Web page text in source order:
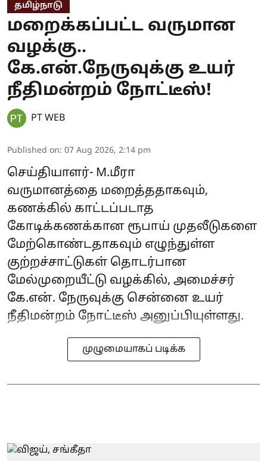
தமிழ்நாடு
மறைக்கப்பட்ட வருமான
வழக்கு..
கே.என்.நேருவுக்கு உயர்
நீதிமன்றம் நோட்டீஸ்!
PT WEB
Published on: 07 Aug 2026, 2:14 pm
செய்தியாளர்- M.மீரா
வருமானத்தை மறைத்ததாகவும்,
கணக்கில் காட்டப்படாத
கோடிக்கணக்கான ரூபாய் முதலீடுகளை
மேற்கொண்டதாகவும் எழுந்துள்ள
குற்றச்சாட்டுகள் தொடர்பான
மேல்முறையீட்டு வழக்கில், அமைச்சர்
கே.என். நேருவுக்கு சென்னை உயர்
நீதிமன்றம் நோட்டீஸ் அனுப்பியுள்ளது.
முழுமையாகப் படிக்க